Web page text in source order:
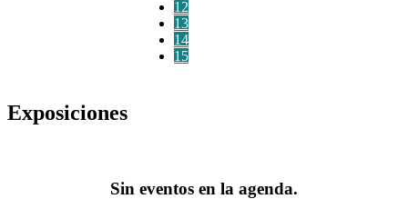
12
13
14
15
Exposiciones
Sin eventos en la agenda.